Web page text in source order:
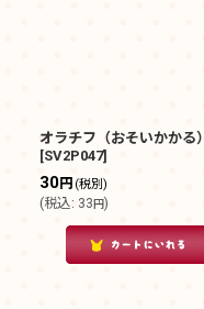
オラチフ（おそいかかる）
[SV2P047]
30円 (税別)
(税込: 33円)